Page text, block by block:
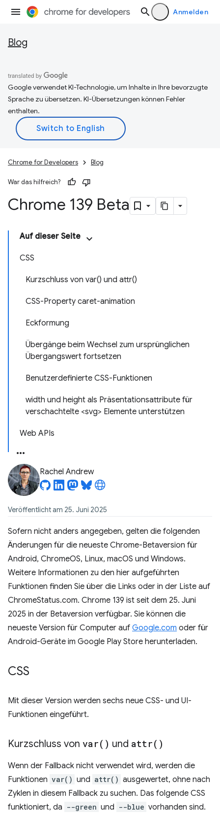
Anmelden
Blog
Google verwendet KI-Technologie, um Inhalte in Ihre bevorzugte
Sprache zu übersetzen. KI-Übersetzungen können Fehler
enthalten.
Chrome for Developers Blog
War das hilfreich?
Chrome 139 Beta
Auf dieser Seite
CSS
Kurzschluss von var() und attr()
CSS-Property caret-animation
Eckformung
Übergänge beim Wechsel zum ursprünglichen
Übergangswert fortsetzen
Benutzerdefinierte CSS-Funktionen
width und height als Präsentationsattribute für
verschachtelte <svg> Elemente unterstützen
Web APIs
Rachel Andrew
Veröffentlicht am 25. Juni 2025
Sofern nicht anders angegeben, gelten die folgenden
Änderungen für die neueste Chrome-Betaversion für
Android, ChromeOS, Linux, macOS und Windows.
Weitere Informationen zu den hier aufgeführten
Funktionen finden Sie über die Links oder in der Liste auf
ChromeStatus.com. Chrome 139 ist seit dem 25. Juni
2025 in der Betaversion verfügbar. Sie können die
neueste Version für Computer auf Google.com oder für
Android-Geräte im Google Play Store herunterladen.
CSS
Mit dieser Version werden sechs neue CSS- und UI-
Funktionen eingeführt.
Kurzschluss von var( ) und attr( )
Wenn der Fallback nicht verwendet wird, werden die
Funktionen var() und attr() ausgewertet, ohne nach
Zyklen in diesem Fallback zu suchen. Das folgende CSS
funktioniert, da --green und --blue vorhanden sind.